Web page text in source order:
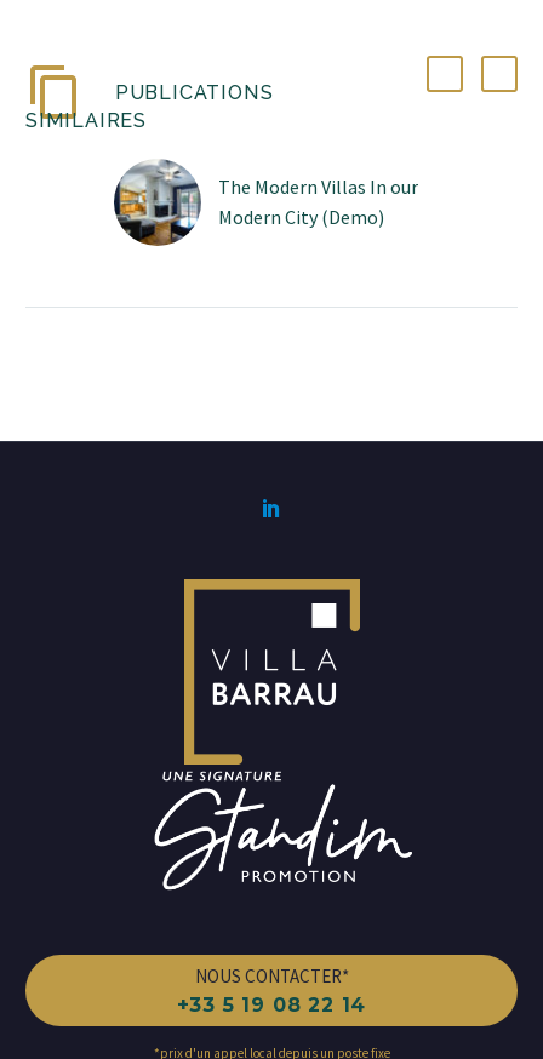
PUBLICATIONS
SIMILAIRES
The Modern Villas In our
Modern City (Demo)
NOUS CONTACTER*
+33 5 19 08 22 14
*prix d'un appel local depuis un poste fixe